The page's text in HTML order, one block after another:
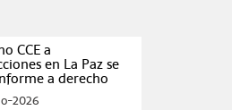
CCE a
en La Paz se
a derecho
2026